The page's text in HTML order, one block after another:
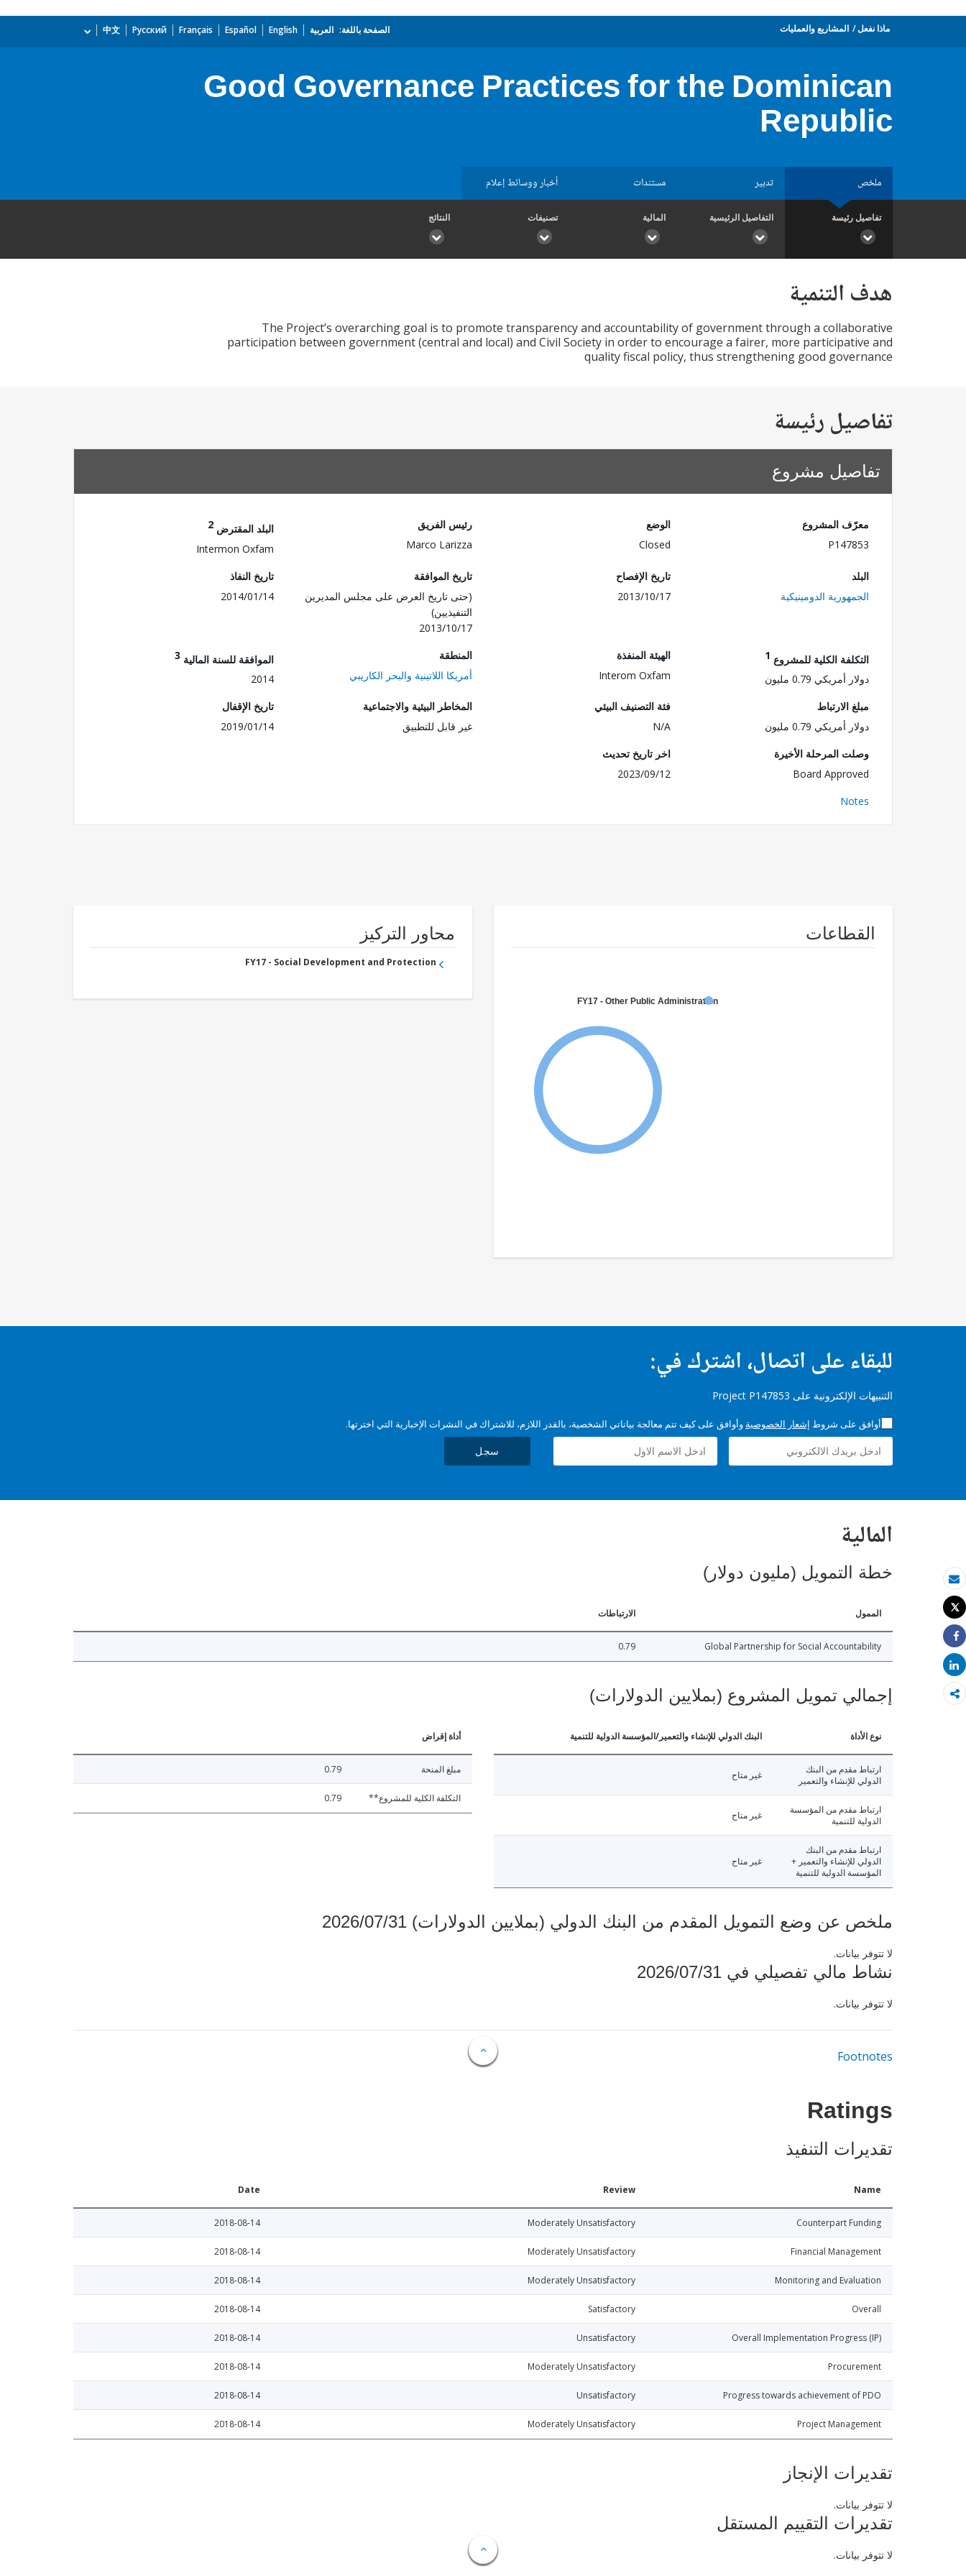
بريد الكتروني
طباعة
Tweet
Share
Share
ماذا نفعل المشاريع والعمليات الصفحة باللغة: العربية English
Español
Français
Русский
中文
Good Governance Practices for the Dominican
Republic
ملخص تدبير مستندات أخبار ووسائط إعلام
تفاصيل رئيسة التفاصيل الرئيسية المالية تصنيفات النتائج
هدف التنمية
The Project’s overarching goal is to promote transparency and accountability of government through a collaborative
participation between government (central and local) and Civil Society in order to encourage a fairer, more participative and
quality fiscal policy, thus strengthening good governance
تفاصيل رئيسة
تفاصيل مشروع
معرّف المشروع
P147853
الوضع
Closed
رئيس الفريق
Marco Larizza
البلد المقترض 2
Intermon Oxfam
البلد
الجمهورية الدومينيكية
تاريخ الإفصاح
2013/10/17
تاريخ الموافقة
(حتى تاريخ العرض على مجلس المديرين
التنفيذيين)
2013/10/17
تاريخ النفاذ
2014/01/14
التكلفة الكلية للمشروع 1
دولار أمريكي 0.79 مليون
الهيئة المنفذة
Interom Oxfam
المنطقة
أمريكا اللاتينية والبحر الكاريبي
الموافقة للسنة المالية 3
2014
مبلغ الارتباط
دولار أمريكي 0.79 مليون
فئة التصنيف البيئي
N/A
المخاطر البيئية والاجتماعية
غير قابل للتطبيق
تاريخ الإقفال
2019/01/14
وصلت المرحلة الأخيرة
Board Approved
اخر تاريخ تحديث
2023/09/12
Notes
القطاعات
FY17 - Other Public Administration
محاور التركيز
FY17 - Social Development and Protection
للبقاء على اتصال، اشترك في:
التنبيهات الإلكترونية على Project P147853
أوافق على شروط إشعار الخصوصية وأوافق على كيف تتم معالجة بياناتي الشخصية، بالقدر اللازم، للاشتراك في النشرات الإخبارية التي اخترتها.
سجل
المالية
خطة التمويل (مليون دولار)
الممول الارتباطات
Global Partnership for Social Accountability
0.79
إجمالي تمويل المشروع (بملايين الدولارات)
نوع الأداة البنك الدولي للإنشاء والتعمير/المؤسسة الدولية للتنمية
ارتباط مقدم من البنك
الدولي للإنشاء والتعمير
غير متاح
ارتباط مقدم من المؤسسة
الدولية للتنمية
غير متاح
ارتباط مقدم من البنك
الدولي للإنشاء والتعمير +
المؤسسة الدولية للتنمية
غير متاح
أداة إقراض
مبلغ المنحة 0.79
التكلفة الكلية للمشروع** 0.79
ملخص عن وضع التمويل المقدم من البنك الدولي (بملايين الدولارات) 2026/07/31
لا تتوفر بيانات.
نشاط مالي تفصيلي في 2026/07/31
لا تتوفر بيانات.
Footnotes
Ratings
تقديرات التنفيذ
Name
Review
Date
Counterpart Funding
Moderately Unsatisfactory
2018-08-14
Financial Management
Moderately Unsatisfactory
2018-08-14
Monitoring and Evaluation
Moderately Unsatisfactory
2018-08-14
Overall
Satisfactory
2018-08-14
Overall Implementation Progress (IP)
Unsatisfactory
2018-08-14
Procurement
Moderately Unsatisfactory
2018-08-14
Progress towards achievement of PDO
Unsatisfactory
2018-08-14
Project Management
Moderately Unsatisfactory
2018-08-14
تقديرات الإنجاز
لا تتوفر بيانات.
تقديرات التقييم المستقل
لا تتوفر بيانات.